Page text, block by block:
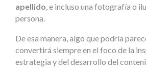
apellido, e incluso una fotografía o
persona.
De esa manera, algo que podría
convertirá siempre en el foco de la
estrategia y del desarrollo del